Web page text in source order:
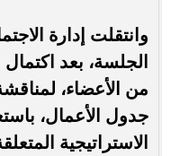
وانتقلت إدارة
من الأعضاء،
جدول الأعمال،
الاستراتيجية